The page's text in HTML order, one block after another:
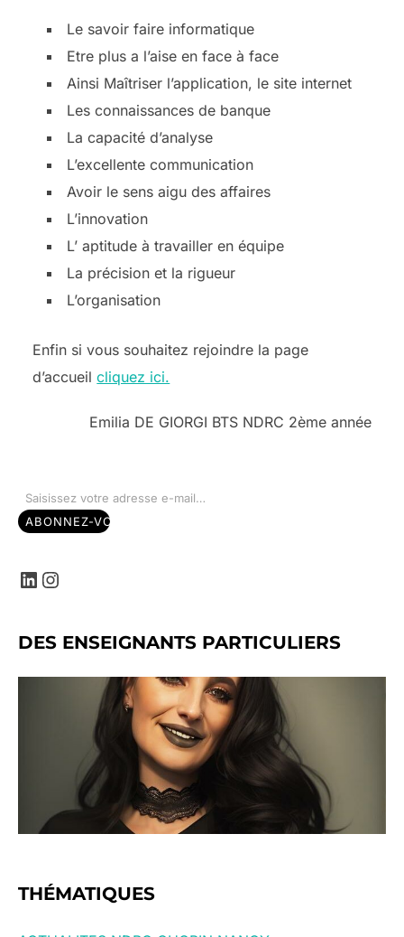
Le savoir faire informatique
Etre plus a l’aise en face à face
Ainsi Maîtriser l’application, le site internet
Les connaissances de banque
La capacité d’analyse
L’excellente communication
Avoir le sens aigu des affaires
L’innovation
L’ aptitude à travailler en équipe
La précision et la rigueur
L’organisation
Enfin si vous souhaitez rejoindre la page
d’accueilcliquez ici.
Emilia DE GIORGI BTS NDRC 2ème année
ABONNEZ-VOUS
LinkedIn
Instagram
DES ENSEIGNANTS PARTICULIERS
THÉMATIQUES